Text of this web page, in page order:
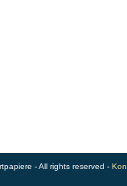
- All rights reserved -